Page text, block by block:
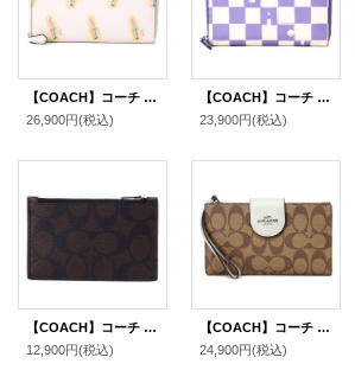
【COACH】コーチ コーティングキャンバス スムースレザー リップスティック 口紅 プリント アコーディオン ジップ ウォレット 長財布 チャークマルチ（日本未発売）
26,900円(税込)
【COACH】コーチ コーティングキャンバス レザー チェッカーボード プリント ロゴ ミディアム ID ジップ ウォレット 財布 ライトバイオレット×チャーク（日本未発売）
23,900円(税込)
【COACH】コーチ コーティングキャンバス レザー シグネチャー ジップ カードケース コインケース 小銭入れ マホガニー×カーキ〔日本未発売〕
12,900円(税込)
【COACH】コーチ コーティングキャンバス レザー シグネチャー カラーブロック フォン iPhone スマホ テック ウォレット リストレット 財布 カーキ×ライトセージ〔日本未発売〕
24,900円(税込)